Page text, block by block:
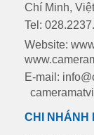
Chí Minh,
Tel:
Website:
E-mail:
CHI NHÁNH